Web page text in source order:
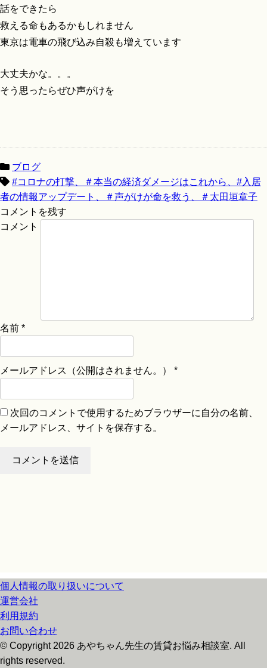
話をできたら
救える命もあるかもしれません
東京は電車の飛び込み自殺も増えています
大丈夫かな。。。
そう思ったらぜひ声がけを
ブログ
#コロナの打撃、＃本当の経済ダメージはこれから、#入居
者の情報アップデート、＃声がけが命を救う、＃太田垣章子
コメントを残す
コメント
名前 *
メールアドレス（公開はされません。） *
次回のコメントで使用するためブラウザーに自分の名前、
メールアドレス、サイトを保存する。
個人情報の取り扱いについて
運営会社
利用規約
お問い合わせ
© Copyright 2026 あやちゃん先生の賃貸お悩み相談室. All
rights reserved.